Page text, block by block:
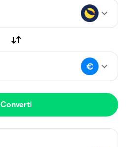
Converti